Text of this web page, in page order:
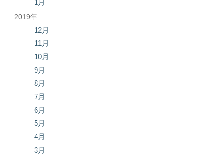
1月
2019年
12月
11月
10月
9月
8月
7月
6月
5月
4月
3月